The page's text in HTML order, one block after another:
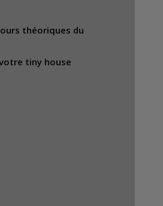
théoriques du
tiny house